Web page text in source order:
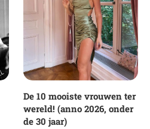
De 10 mooiste vrouwen ter
wereld! (anno 2026, onder
de 30 jaar)